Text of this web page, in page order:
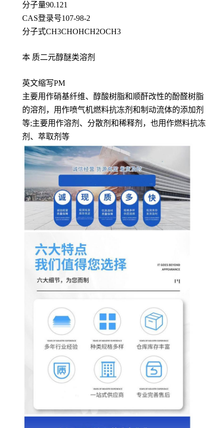
分子量90.121
CAS登录号107-98-2
分子式CH3CHOHCH2OCH3
本 质二元醇醚类溶剂
英文缩写PM
主要用作硝基纤维、醇酸树脂和顺酐改性的酚醛树脂
的溶剂，用作喷气机燃料抗冻剂和制动流体的添加剂
等;主要用作溶剂、分散剂和稀释剂，也用作燃料抗冻
剂、萃取剂等